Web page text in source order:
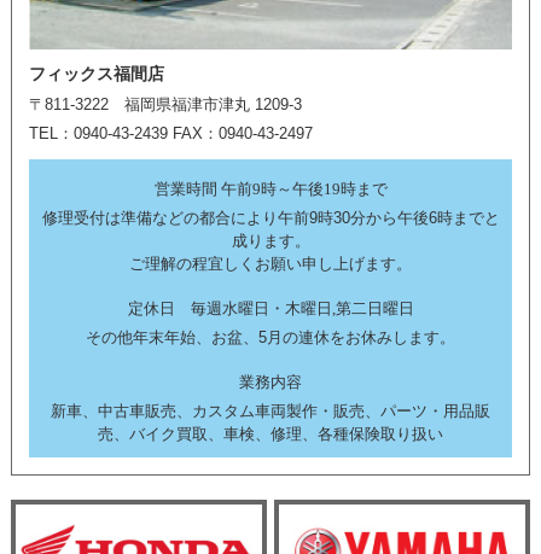
フィックス福間店
〒811-3222 福岡県福津市津丸 1209-3
TEL：0940-43-2439 FAX：0940-43-2497
営業時間 午前9時～午後19時まで
修理受付は準備などの都合により午前9時30分から午後6時までと
成ります。
ご理解の程宜しくお願い申し上げます。
定休日 毎週水曜日・木曜日,第二日曜日
その他年末年始、お盆、5月の連休をお休みします。
業務内容
新車、中古車販売、カスタム車両製作・販売、パーツ・用品販
売、バイク買取、車検、修理、各種保険取り扱い